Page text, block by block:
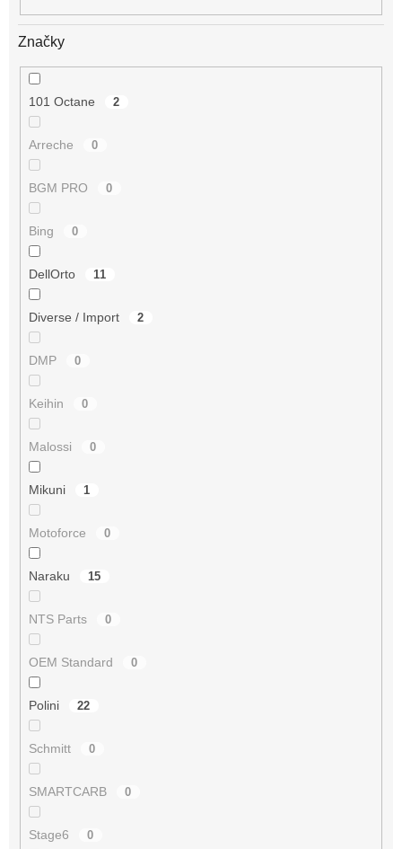
Značky
101 Octane 2
Arreche 0
BGM PRO 0
Bing 0
DellOrto 11
Diverse / Import 2
DMP 0
Keihin 0
Malossi 0
Mikuni 1
Motoforce 0
Naraku 15
NTS Parts 0
OEM Standard 0
Polini 22
Schmitt 0
SMARTCARB 0
Stage6 0